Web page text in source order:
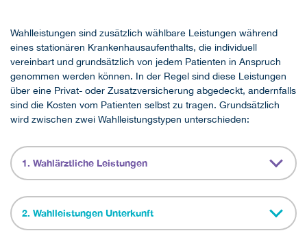
Wahlleistungen sind zusätzlich wählbare Leistungen während
eines stationären Krankenhausaufenthalts, die individuell
vereinbart und grundsätzlich von jedem Patienten in Anspruch
genommen werden können. In der Regel sind diese Leistungen
über eine Privat- oder Zusatzversicherung abgedeckt, andernfalls
sind die Kosten vom Patienten selbst zu tragen. Grundsätzlich
wird zwischen zwei Wahlleistungstypen unterschieden:
1. Wahlärztliche Leistungen
2. Wahlleistungen Unterkunft